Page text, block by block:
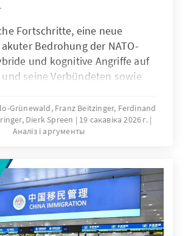
Fortschritte, eine neue
Bedrohung der NATO-
und kognitive Angriffe auf
seine Verbündeten sowie
vor neue
Künstliche Intelligenz ist
Treiber bei diesen
bedarf es einer KI-Strategie,
Herausforderungen gezielt
die Möglichkeiten von KI nach
aktiv nutzt, um effizient
können.
Grünewald, Franz Beitzinger, Ferdinand
Dierk Spreen
19 сакавіка 2026 г.
Аналіз і аргументы